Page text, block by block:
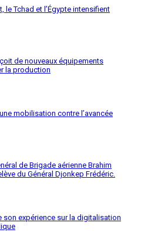
le Tchad et l’Égypte intensifient
de nouveaux équipements
la production
mobilisation contre l’avancée
de Brigade aérienne Brahim
du Général Djonkep Frédéric.
son expérience sur la digitalisation